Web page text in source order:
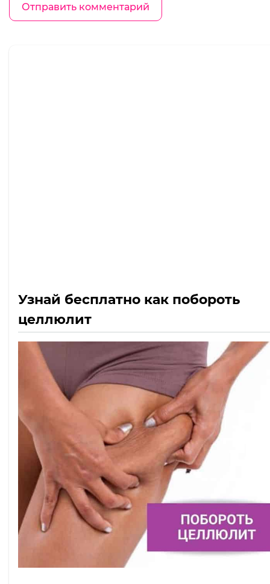
Узнай бесплатно как побороть
целлюлит